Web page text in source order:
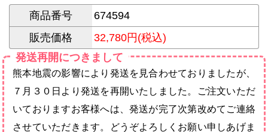
商品番号
674594
販売価格
32,780円(税込)
発送再開につきまして
熊本地震の影響により発送を見合わせておりましたが、
７月３０日より発送を再開いたしました。ご注文いただ
いておりますお客様へは、発送が完了次第改めてご連絡
させていただきます。どうぞよろしくお願い申しあげま